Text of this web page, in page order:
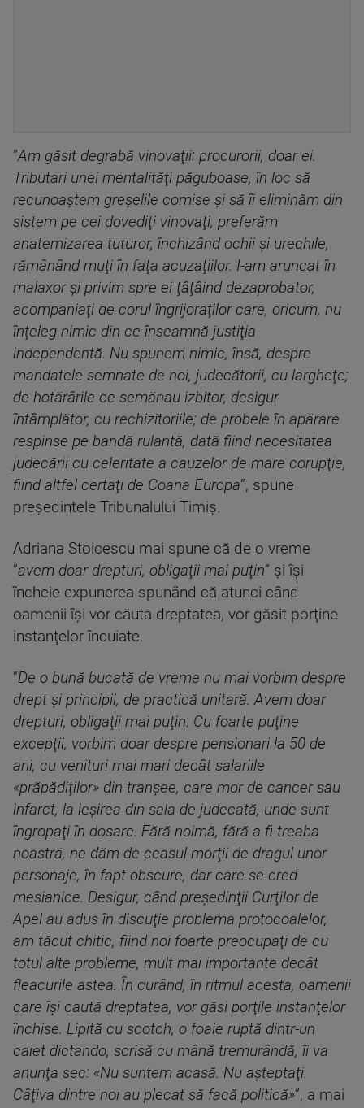
”Am găsit degrabă vinovaţii: procurorii, doar ei.
Tributari unei mentalităţi păguboase, în loc să
recunoaştem greşelile comise şi să îi eliminăm din
sistem pe cei dovediţi vinovaţi, preferăm
anatemizarea tuturor, închizând ochii şi urechile,
rămânând muţi în faţa acuzaţiilor. I-am aruncat în
malaxor şi privim spre ei ţâţâind dezaprobator,
acompaniaţi de corul îngrijoraţilor care, oricum, nu
înţeleg nimic din ce înseamnă justiţia
independentă. Nu spunem nimic, însă, despre
mandatele semnate de noi, judecătorii, cu largheţe;
de hotărârile ce semănau izbitor, desigur
întâmplător, cu rechizitoriile; de probele în apărare
respinse pe bandă rulantă, dată fiind necesitatea
judecării cu celeritate a cauzelor de mare corupţie,
fiind altfel certaţi de Coana Europa”, spune
preşedintele Tribunalului Timiş.
Adriana Stoicescu mai spune că de o vreme
”avem doar drepturi, obligaţii mai puţin” şi îşi
încheie expunerea spunând că atunci când
oamenii îşi vor căuta dreptatea, vor găsit porţine
instanţelor încuiate.
”De o bună bucată de vreme nu mai vorbim despre
drept şi principii, de practică unitară. Avem doar
drepturi, obligaţii mai puţin. Cu foarte puţine
excepţii, vorbim doar despre pensionari la 50 de
ani, cu venituri mai mari decât salariile
«prăpădiţilor» din tranşee, care mor de cancer sau
infarct, la ieşirea din sala de judecată, unde sunt
îngropaţi în dosare. Fără noimă, fără a fi treaba
noastră, ne dăm de ceasul morţii de dragul unor
personaje, în fapt obscure, dar care se cred
mesianice. Desigur, când preşedinţii Curţilor de
Apel au adus în discuţie problema protocoalelor,
am tăcut chitic, fiind noi foarte preocupaţi de cu
totul alte probleme, mult mai importante decât
fleacurile astea. În curând, în ritmul acesta, oamenii
care îşi caută dreptatea, vor găsi porţile instanţelor
închise. Lipită cu scotch, o foaie ruptă dintr-un
caiet dictando, scrisă cu mână tremurândă, îi va
anunţa sec: «Nu suntem acasă. Nu aşteptaţi.
Câţiva dintre noi au plecat să facă politică»”, a mai